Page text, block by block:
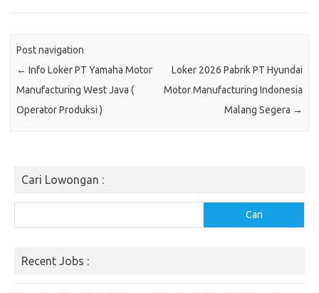
Post navigation
← Info Loker PT Yamaha Motor
Manufacturing West Java (
Operator Produksi )
Loker 2026 Pabrik PT Hyundai
Motor Manufacturing Indonesia
Malang Segera →
Cari Lowongan :
Cari
Recent Jobs :